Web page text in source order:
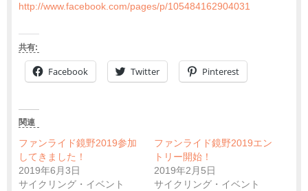
http://www.facebook.com/pages/p/105484162904031
共有:
Facebook Twitter Pinterest
関連
ファンライド鏡野2019参加
してきました！
2019年6月3日
サイクリング・イベント
ファンライド鏡野2019エン
トリー開始！
2019年2月5日
サイクリング・イベント